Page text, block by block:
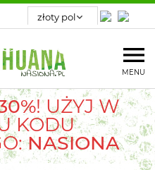
MENU
! UŻYJ W
KODU
NASIONA